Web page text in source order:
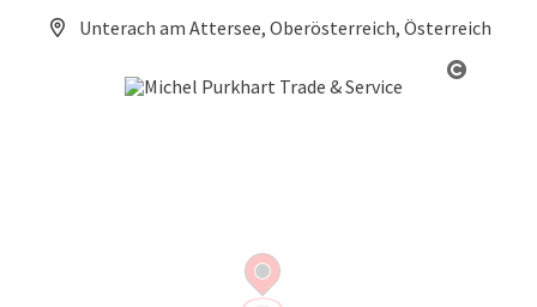
Unterach am Attersee, Oberösterreich, Österreich